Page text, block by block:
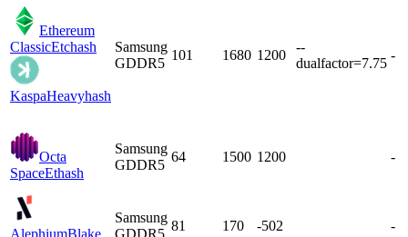
Ethereum
ClassicEtchash
KaspaHeavyhash
Samsung
GDDR5
101 1680 1200
--
dualfactor=7.75
-
Octa
SpaceEthash
Samsung
GDDR5
64 1500 1200 -
AlephiumBlake
Samsung
GDDR5
81 170 -502 -